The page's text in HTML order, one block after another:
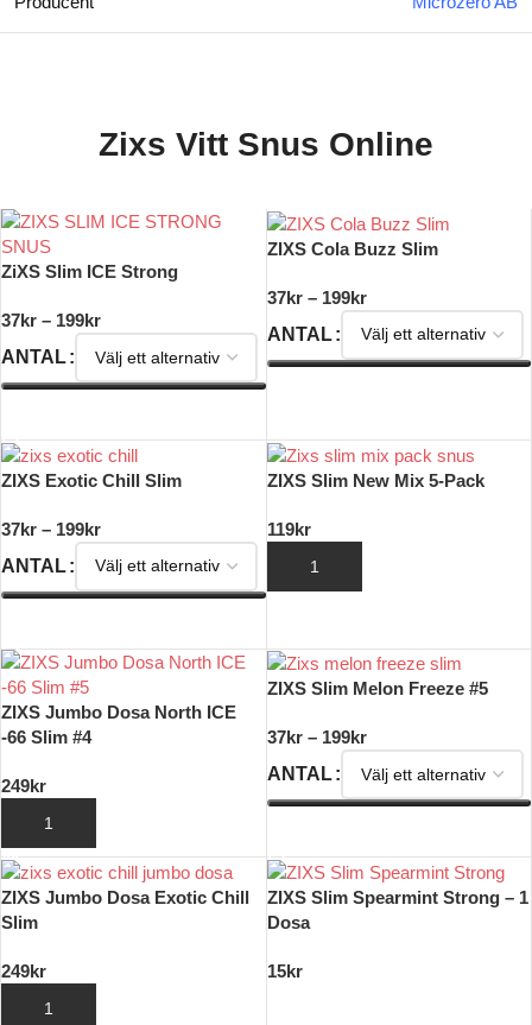
Zixs Vitt Snus Online
ZiXS Slim ICE Strong
37kr – 199kr
ANTAL
ZIXS Cola Buzz Slim
37kr – 199kr
ANTAL
ZIXS Exotic Chill Slim
37kr – 199kr
ANTAL
ZIXS Slim New Mix 5-Pack
119kr
LÄGG TILL I VARUKORG
ZIXS Jumbo Dosa North ICE
-66 Slim #4
249kr
LÄGG TILL I VARUKORG
ZIXS Slim Melon Freeze #5
37kr – 199kr
ANTAL
ZIXS Jumbo Dosa Exotic Chill
Slim
249kr
LÄGG TILL I VARUKORG
ZIXS Slim Spearmint Strong – 1
Dosa
15kr